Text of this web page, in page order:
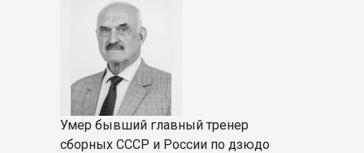
Умер бывший главный тренер
сборных СССР и России по дзюдо